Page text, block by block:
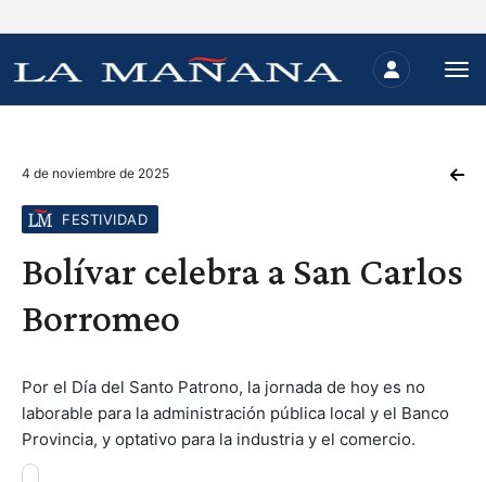
4 de noviembre de 2025
FESTIVIDAD
Bolívar celebra a San Carlos
Borromeo
Por el Día del Santo Patrono, la jornada de hoy es no
laborable para la administración pública local y el Banco
Provincia, y optativo para la industria y el comercio.